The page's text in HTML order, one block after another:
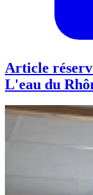
Article
L'eau du